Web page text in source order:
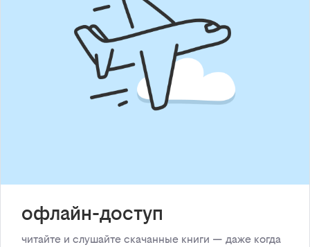
офлайн-доступ
читайте и слушайте скачанные книги — даже когда